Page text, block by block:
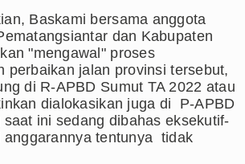
Baskami bersama anggota
dan Kabupaten
"mengawal" proses
perbaikan jalan provinsi tersebut,
di R-APBD Sumut TA 2022 atau
dialokasikan juga di P-APBD
saat ini sedang dibahas eksekutif-
anggarannya tentunya tidak